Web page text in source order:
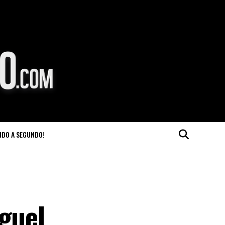
A SEGUNDO!